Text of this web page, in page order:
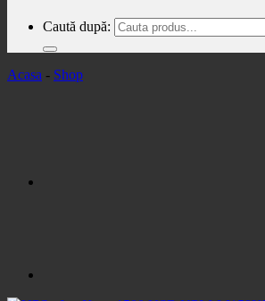
Caută după:
Acasa - Shop